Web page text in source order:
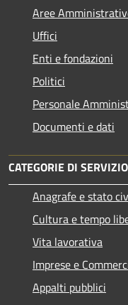
Aree
Uffici
Enti e fondazioni
Politici
Personale
Documenti e dati
CATEGORIE DI SERVIZIO
Anagrafe e stato
Cultura e tempo
Vita lavorativa
Imprese e
Appalti pubblici